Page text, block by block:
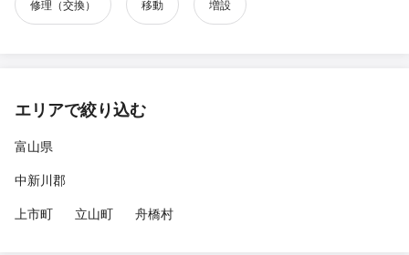
修理（交換） 移動 増設
エリアで絞り込む
富山県
中新川郡
上市町
立山町 舟橋村